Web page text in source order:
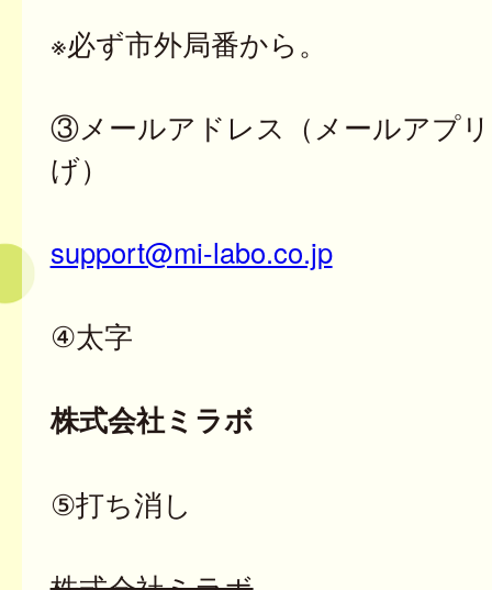
※必ず市外局番から。
③メールアドレス（メールアプ
げ）
support@mi-labo.co.jp
④太字
株式会社ミラボ
⑤打ち消し